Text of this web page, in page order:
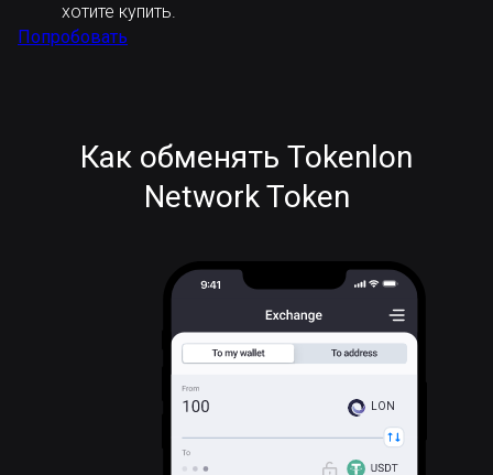
хотите купить.
Попробовать
Как обменять Tokenlon
Network Token
LON